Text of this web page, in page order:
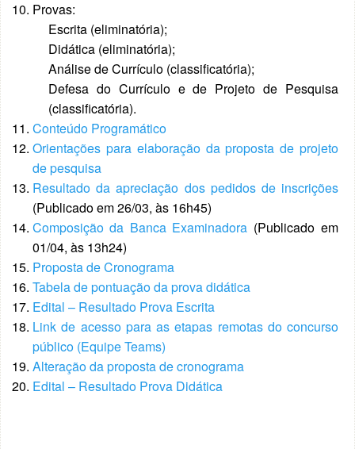
Provas:
Escrita (eliminatória);
Didática (eliminatória);
Análise de Currículo (classificatória);
Defesa do Currículo e de Projeto de Pesquisa
(classificatória).
Conteúdo Programático
Orientações para elaboração da proposta de projeto
de pesquisa
Resultado da apreciação dos pedidos de inscrições
(Publicado em 26/03, às 16h45)
Composição da Banca Examinadora (Publicado em
01/04, às 13h24)
Proposta de Cronograma
Tabela de pontuação da prova didática
Edital – Resultado Prova Escrita
Link de acesso para as etapas remotas do concurso
público (Equipe Teams)
Alteração da proposta de cronograma
Edital – Resultado Prova Didática